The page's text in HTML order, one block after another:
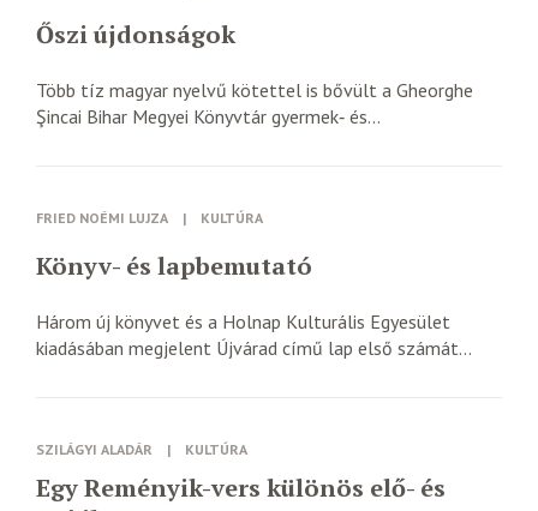
Őszi újdonságok
Több tíz magyar nyelvű kötettel is bővült a Gheorghe
Şincai Bihar Megyei Könyvtár gyermek‑ és...
FRIED NOÉMI LUJZA | KULTÚRA
Könyv- és lapbemutató
Három új könyvet és a Holnap Kulturális Egyesület
kiadásában megjelent Újvárad című lap első számát...
SZILÁGYI ALADÁR | KULTÚRA
Egy Reményik-vers különös elő- és